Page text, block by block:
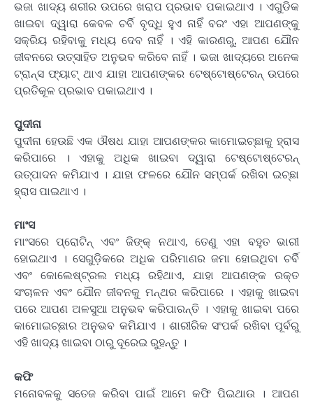
ଭଜା ଖାଦ୍ୟ ଶରୀର ଉପରେ ଖରାପ ପ୍ରଭାବ ପକାଇଥାଏ । ଏଗୁଡିକ
ଖାଇବା ଦ୍ୱାରା କେବଳ ଚର୍ବି ବୃଦ୍ଧି ହୁଏ ନାହିଁ ବରଂ ଏହା ଆପଣଙ୍କୁ
ସକ୍ରିୟ ରହିବାକୁ ମଧ୍ୟ ଦେବ ନାହିଁ । ଏହି କାରଣରୁ, ଆପଣ ଯୌନ
ଜୀବନରେ ଉତ୍ସାହିତ ଅନୁଭବ କରିବେ ନାହିଁ । ଭଜା ଖାଦ୍ୟରେ ଅନେକ
ଟ୍ରାନ୍ସ ଫ୍ୟାଟ୍ ଥାଏ ଯାହା ଆପଣଙ୍କର ଟେଷ୍ଟୋଷ୍ଟେରନ୍ ଉପରେ
ପ୍ରତିକୂଳ ପ୍ରଭାବ ପକାଇଥାଏ ।
ପୁଦୀନା
ପୁଦୀନା ହେଉଛି ଏକ ଔଷଧ ଯାହା ଆପଣଙ୍କର କାମୋଇଚ୍ଛାକୁ ହ୍ରାସ
କରିପାରେ । ଏହାକୁ ଅଧିକ ଖାଇବା ଦ୍ୱାରା ଟେଷ୍ଟୋଷ୍ଟେରନ୍
ଉତ୍ପାଦନ କମିଯାଏ । ଯାହା ଫଳରେ ଯୌନ ସମ୍ପର୍କ ରଖିବା ଇଚ୍ଛା
ହ୍ରାସ ପାଇଥାଏ ।
ମାଂସ
ମାଂସରେ ପ୍ରୋଟିନ୍ ଏବଂ ଜିଙ୍କ୍ ନଥାଏ, ତେଣୁ ଏହା ବହୁତ ଭାରୀ
ହୋଇଥାଏ । ସେଗୁଡ଼ିକରେ ଅଧିକ ପରିମାଣର ଜମା ହୋଇଥିବା ଚର୍ବି
ଏବଂ କୋଲେଷ୍ଟ୍ରଲ ମଧ୍ୟ ରହିଥାଏ, ଯାହା ଆପଣଙ୍କ ରକ୍ତ
ସଂଚାଳନ ଏବଂ ଯୌନ ଜୀବନକୁ ମନ୍ଥର କରିପାରେ । ଏହାକୁ ଖାଇବା
ପରେ ଆପଣ ଅଳସୁଆ ଅନୁଭବ କରିପାରନ୍ତି । ଏହାକୁ ଖାଇବା ପରେ
କାମୋଇଚ୍ଛାର ଅନୁଭବ କମିଯାଏ । ଶାରୀରିକ ସଂପର୍କ ରଖିବା ପୂର୍ବରୁ
ଏହି ଖାଦ୍ୟ ଖାଇବା ଠାରୁ ଦୂରେଇ ରୁହନ୍ତୁ ।
କଫି
ମନୋବଳକୁ ସତେଜ କରିବା ପାଇଁ ଆମେ କଫି ପିଇଥାଉ । ଆପଣ